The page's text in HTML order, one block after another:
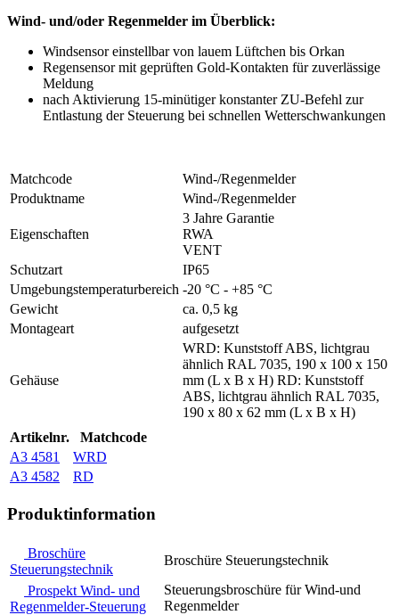
Wind- und/oder Regenmelder im Überblick:
Windsensor einstellbar von lauem Lüftchen bis Orkan
Regensensor mit geprüften Gold-Kontakten für zuverlässige
Meldung
nach Aktivierung 15-minütiger konstanter ZU-Befehl zur
Entlastung der Steuerung bei schnellen Wetterschwankungen
Matchcode
Wind-/Regenmelder
Produktname
Wind-/Regenmelder
Eigenschaften
3 Jahre Garantie
RWA
VENT
Schutzart
IP65
Umgebungstemperaturbereich -20 °C - +85 °C
Gewicht
ca. 0,5 kg
Montageart
aufgesetzt
Gehäuse
WRD: Kunststoff ABS, lichtgrau
ähnlich RAL 7035, 190 x 100 x 150
mm (L x B x H) RD: Kunststoff
ABS, lichtgrau ähnlich RAL 7035,
190 x 80 x 62 mm (L x B x H)
Artikelnr.
Matchcode
A3 4581
WRD
A3 4582
RD
Produktinformation
Broschüre
Steuerungstechnik
Broschüre Steuerungstechnik
Prospekt Wind- und
Regenmelder-Steuerung
Steuerungsbroschüre für Wind-und
Regenmelder